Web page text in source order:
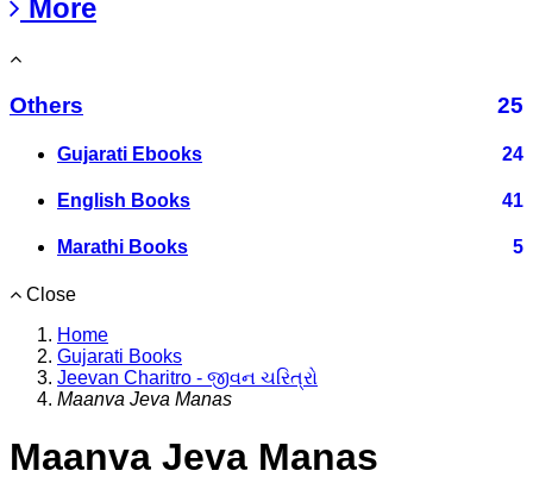
More
Others 25
Gujarati Ebooks 24
English Books 41
Marathi Books 5
Close
Home
Gujarati Books
Jeevan Charitro - જીવન ચરિત્રો
Maanva Jeva Manas
Maanva Jeva Manas